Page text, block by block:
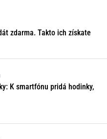
zdarma. Takto ich získate
K smartfónu pridá hodinky,